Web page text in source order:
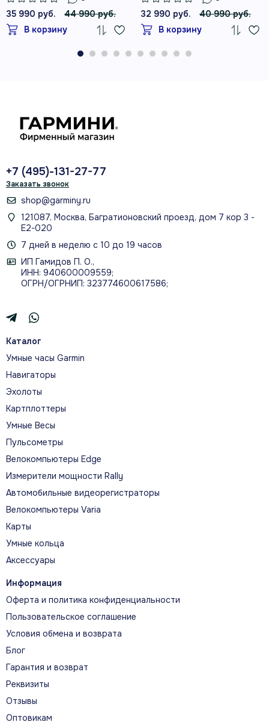
35 990 руб.
44 990 руб.
В корзину
32 990 руб.
40 990 руб.
В корзину
+7 (495)-131-27-77
Заказать звонок
shop@garminy.ru
121087, Москва, Багратионовский проезд, дом 7 кор 3 -
Е2-020
7 дней в неделю с 10 до 19 часов
ИП Гамидов П. О.,
ИНН: 940600009559;
ОГРН/ОГРНИП: 323774600617586;
Каталог
Умные часы Garmin
Навигаторы
Эхолоты
Картплоттеры
Умные Весы
Пульсометры
Велокомпьютеры Edge
Измерители мощности Rally
Автомобильные видеорегистраторы
Велокомпьютеры Varia
Карты
Умные кольца
Аксессуары
Информация
Оферта и политика конфиденциальности
Пользовательское соглашение
Условия обмена и возврата
Блог
Гарантия и возврат
Реквизиты
Отзывы
Оптовикам